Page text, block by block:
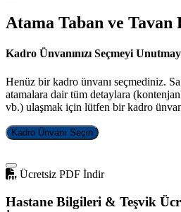
Atama Taban ve Tavan
Kadro Ünvanınızı Seçmeyi
Henüz bir kadro ünvanı seçmediniz.
atamalara dair tüm detaylara
vb.) ulaşmak için lütfen bir kadro
Kadro Ünvanı Seçin
Ücretsiz PDF İndir
Hastane Bilgileri & Teşvik